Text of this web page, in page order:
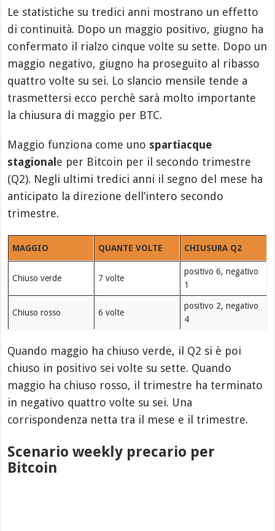
Le statistiche su tredici anni mostrano un effetto
di continuità. Dopo un maggio positivo, giugno ha
confermato il rialzo cinque volte su sette. Dopo un
maggio negativo, giugno ha proseguito al ribasso
quattro volte su sei. Lo slancio mensile tende a
trasmettersi ecco perchè sarà molto importante
la chiusura di maggio per BTC.
Maggio funziona come uno spartiacque
stagionale per Bitcoin per il secondo trimestre
(Q2). Negli ultimi tredici anni il segno del mese ha
anticipato la direzione dell’intero secondo
trimestre.
MAGGIO QUANTE VOLTE CHIUSURA Q2
Chiuso verde 7 volte
positivo 6, negativo
1
Chiuso rosso 6 volte
positivo 2, negativo
4
Quando maggio ha chiuso verde, il Q2 si è poi
chiuso in positivo sei volte su sette. Quando
maggio ha chiuso rosso, il trimestre ha terminato
in negativo quattro volte su sei. Una
corrispondenza netta tra il mese e il trimestre.
Scenario weekly precario per
Bitcoin